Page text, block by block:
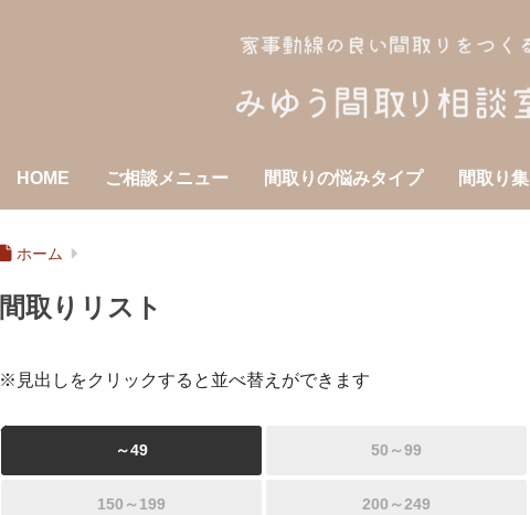
HOME ご相談メニュー 間取りの悩みタイプ 間取り集
ホーム
間取りリスト
※見出しをクリックすると並べ替えができます
～49 50～99
150～199 200～249